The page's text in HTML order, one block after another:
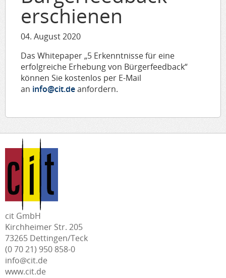
erschienen
04. August 2020
Das Whitepaper „5 Erkenntnisse für eine
erfolgreiche Erhebung von Bürgerfeedback“
können Sie kostenlos per E-Mail
an info@cit.deanfordern.
cit GmbH
Kirchheimer Str. 205
73265 Dettingen/Teck
(0 70 21) 950 858-0
info@cit.de
www.cit.de